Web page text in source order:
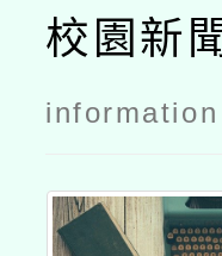
考試招生
請書
校園新
information